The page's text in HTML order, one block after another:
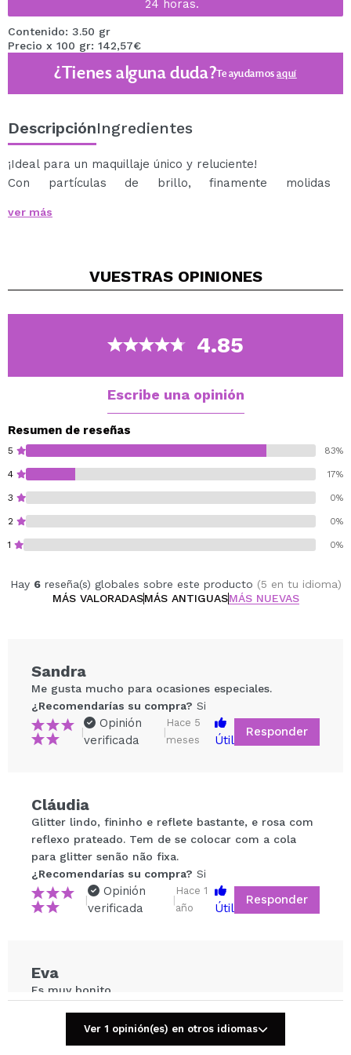
24 horas.
Contenido: 3.50 gr
Precio x 100 gr: 142,57€
¿Tienes alguna duda?Te ayudamosaquí
DescripciónIngredientes
¡Ideal para un maquillaje único y reluciente!
Con partículas de brillo, finamente molidas
Perfecto para usar ya sea en una fiesta o en cualquier
Glitter utilizando un pincel para una mayor precisión y
Cruelty free and Vegan.
ver más
VUESTRAS OPINIONES
4.85
Escribe una opinión
Resumen de reseñas
5 83%
4 17%
3 0%
2 0%
1 0%
Hay 6reseña(s) globales sobre este producto (5 en tu idioma)
MÁS VALORADASMÁS ANTIGUASMÁS NUEVAS
Compartir un vídeo o una foto
Tu vídeo podría ser el primero. Imagínatelo...
¿Recomendarías su compra? Si No
5/5
Sandra
Me gusta mucho para ocasiones especiales.
¿Recomendarías su compra? Si
|
Opinión
verificada
|
Hace 5
meses
Útil
Responder
Cláudia
Glitter lindo, fininho e reflete bastante, e rosa com
reflexo prateado. Tem de se colocar com a cola
para glitter senão não fixa.
¿Recomendarías su compra? Si
|
Opinión
verificada
|
Hace 1
año
Útil
Responder
Eva
Es muy bonito
|
Opinión
Hace 3
Responder
Ver 1 opinión(es) en otros idiomas